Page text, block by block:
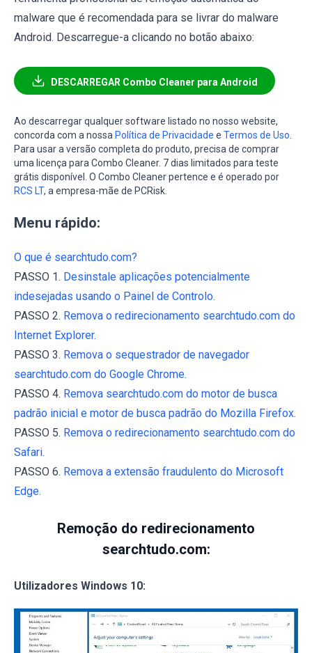
malware que é recomendada para se livrar do malware
Android. Descarregue-a clicando no botão abaixo:
DESCARREGAR Combo Cleaner para Android
Ao descarregar qualquer software listado no nosso website,
concorda com a nossa Política de Privacidade e Termos de Uso.
Para usar a versão completa do produto, precisa de comprar
uma licença para Combo Cleaner. 7 dias limitados para teste
grátis disponível. O Combo Cleaner pertence e é operado por
RCS LT, a empresa-mãe de PCRisk.
Menu rápido:
O que é searchtudo.com?
PASSO 1. Desinstale aplicações potencialmente
indesejadas usando o Painel de Controlo.
PASSO 2. Remova o redirecionamento searchtudo.com do
Internet Explorer.
PASSO 3. Remova o sequestrador de navegador
searchtudo.com do Google Chrome.
PASSO 4. Remova searchtudo.com do motor de busca
padrão inicial e motor de busca padrão do Mozilla Firefox.
PASSO 5. Remova o redirecionamento searchtudo.com do
Safari.
PASSO 6. Remova a extensão fraudulento do Microsoft
Edge.
Remoção do redirecionamento
searchtudo.com:
Utilizadores Windows 10: